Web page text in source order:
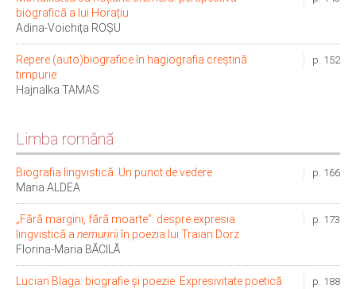
biografică a lui Horațiu
Adina-Voichița ROȘU
p. 152
Repere (auto)biografice în hagiografia creștină
timpurie
Hajnalka TAMAS
Limba română
p. 166
Biografia lingvistică. Un punct de vedere
Maria ALDEA
p. 173
„Fără margini, fără moarte”: despre expresia
lingvistică a nemuririiîn poezia lui Traian Dorz
Florina-Maria BĂCILĂ
p. 188
Lucian Blaga: biografie și poezie. Expresivitate poetică